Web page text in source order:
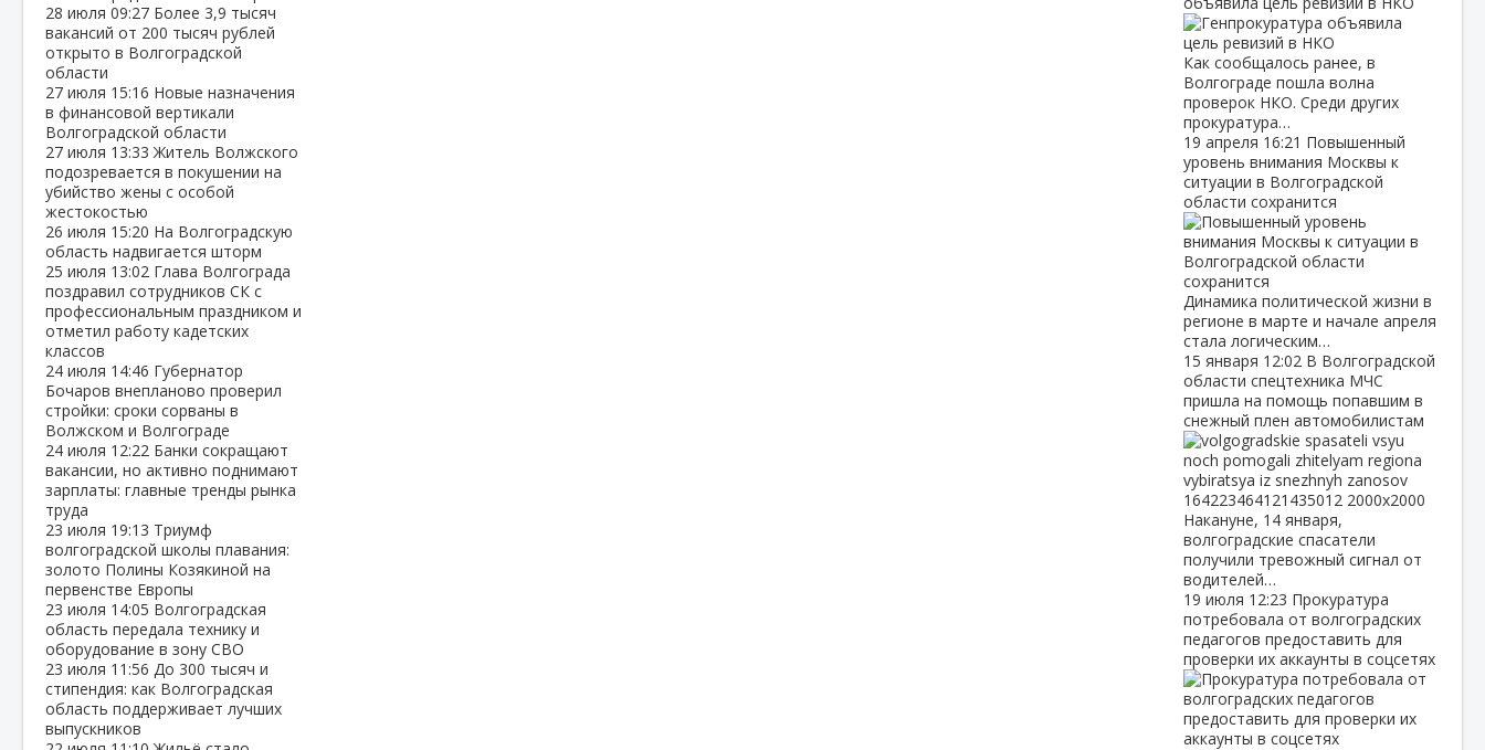
28 июля 09:27 Более 3,9 тысяч
вакансий от 200 тысяч рублей
открыто в Волгоградской
области
27 июля 15:16 Новые назначения
в финансовой вертикали
Волгоградской области
27 июля 13:33Житель Волжского
подозревается в покушении на
убийство жены с особой
жестокостью
26 июля 15:20 На Волгоградскую
область надвигается шторм
25 июля 13:02 Глава Волгограда
поздравил сотрудников СК с
профессиональным праздником и
отметил работу кадетских
классов
24 июля 14:46 Губернатор
Бочаров внепланово проверил
стройки: сроки сорваны в
Волжском и Волгограде
24 июля 12:22 Банки сокращают
вакансии, но активно поднимают
зарплаты: главные тренды рынка
труда
23 июля 19:13 Триумф
волгоградской школы плавания:
золото Полины Козякиной на
первенстве Европы
23 июля 14:05 Волгоградская
область передала технику и
оборудование в зону СВО
23 июля 11:56 До 300 тысяч и
стипендия: как Волгоградская
область поддерживает лучших
выпускников
Как сообщалось ранее, в
Волгограде пошла волна
проверок НКО. Среди других
прокуратура…
19 апреля 16:21 Повышенный
уровень внимания Москвы к
ситуации в Волгоградской
области сохранится
Динамика политической жизни в
регионе в марте и начале апреля
стала логическим…
15 января 12:02 В Волгоградской
области спецтехника МЧС
пришла на помощь попавшим в
снежный плен автомобилистам
Накануне, 14 января,
волгоградские спасатели
получили тревожный сигнал от
водителей…
19 июля 12:23 Прокуратура
потребовала от волгоградских
педагогов предоставить для
проверки их аккаунты в соцсетях